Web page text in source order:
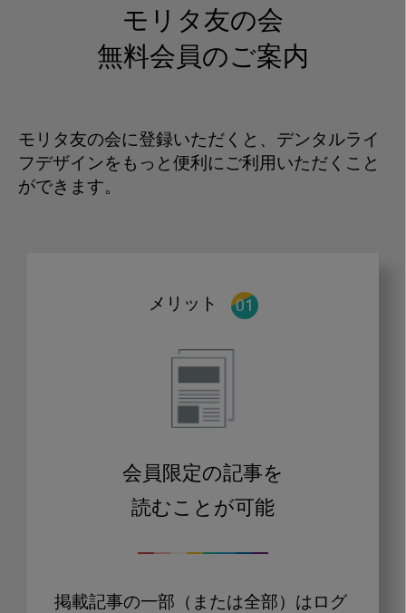
モリタ友の会
無料会員のご案内
モリタ友の会に登録いただくと、デンタルライ
フデザインをもっと便利にご利用いただくこと
ができます。
メリット
会員限定の記事を
読むことが可能
掲載記事の一部（または全部）はログ